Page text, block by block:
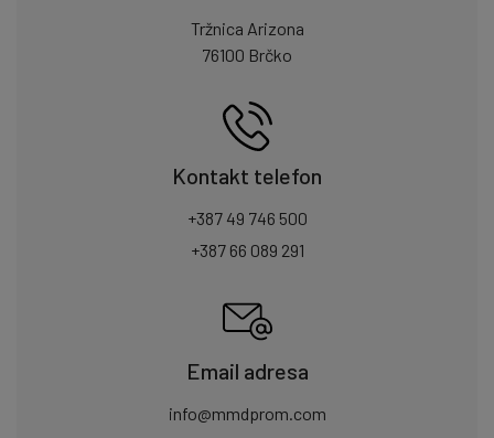
Tržnica Arizona
76100 Brčko
Kontakt telefon
+387 49 746 500
+387 66 089 291
Email adresa
info@mmdprom.com